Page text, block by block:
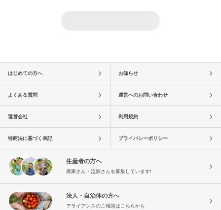
はじめての方へ お知らせ
よくある質問 運営へのお問い合わせ
運営会社 利用規約
特商法に基づく表記 プライバシーポリシー
生産者の方へ
農家さん・漁師さんを募集しています!
法人・自治体の方へ
アライアンスのご相談はこちらから